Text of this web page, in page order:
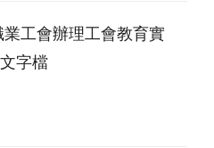
工會辦理工會教育實
字檔